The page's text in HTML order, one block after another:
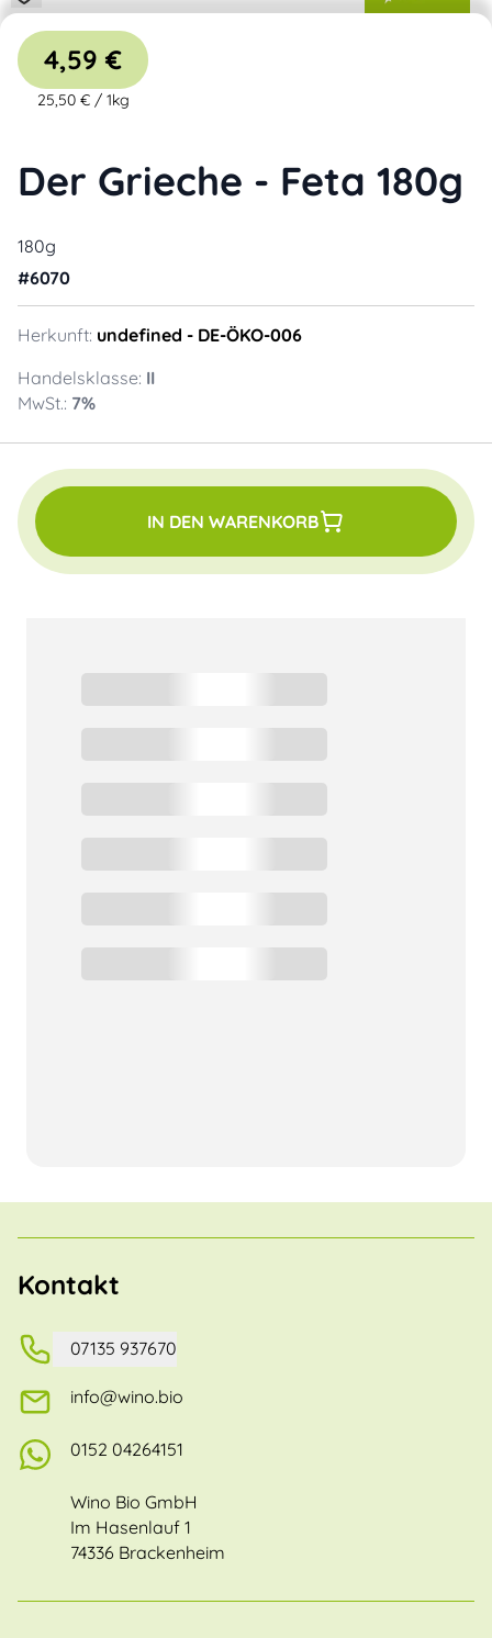
Der Grieche - Feta 180g
180g
#6070
Herkunft: undefined - DE-ÖKO-006
Handelsklasse: II
MwSt.: 7%
4,59 €
25,50 €/ 1kg
IN DEN WARENKORB
Kontakt
07135 937670
info@wino.bio
0152 04264151
Wino Bio GmbH
Im Hasenlauf 1
74336 Brackenheim